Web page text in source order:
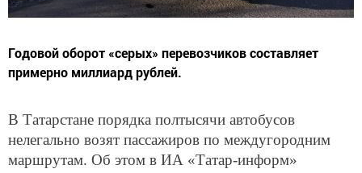
Годовой оборот «серых» перевозчиков составляет
примерно миллиард рублей.
В Татарстане порядка полтысячи автобусов
нелегально возят пассажиров по междугородним
маршрутам. Об этом в ИА «Татар-информ»